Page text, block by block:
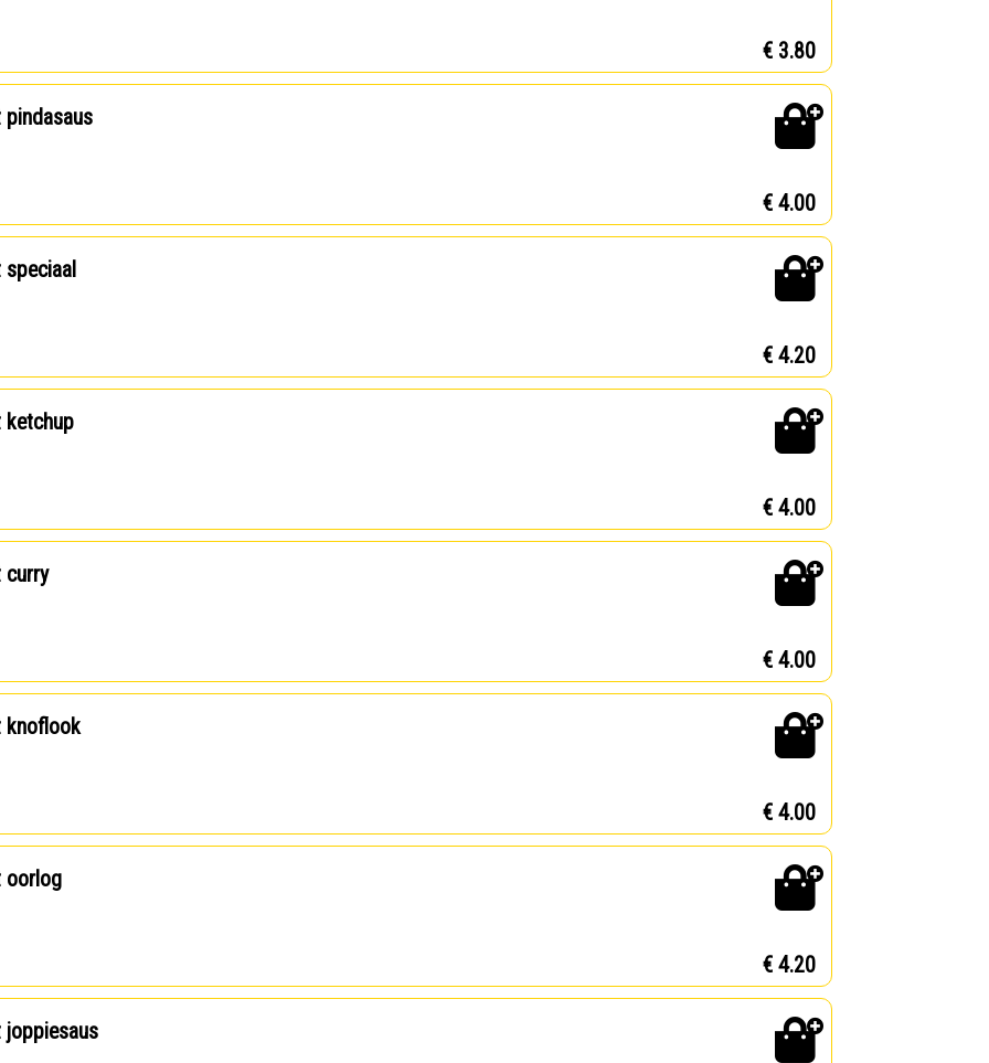
€ 3.80
pindasaus
€ 4.00
speciaal
€ 4.20
ketchup
€ 4.00
curry
€ 4.00
knoflook
€ 4.00
oorlog
€ 4.20
joppiesaus